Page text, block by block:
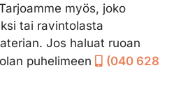
myös, joko
tai ravintolasta
Jos haluat ruoan
puhelimeen
(040 628